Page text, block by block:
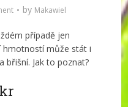
by Makawiel
případě jen
hmotností může stát i
břišní. Jak to poznat?